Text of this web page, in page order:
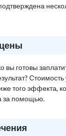
вы готовы
того эффекта,
за помощью.